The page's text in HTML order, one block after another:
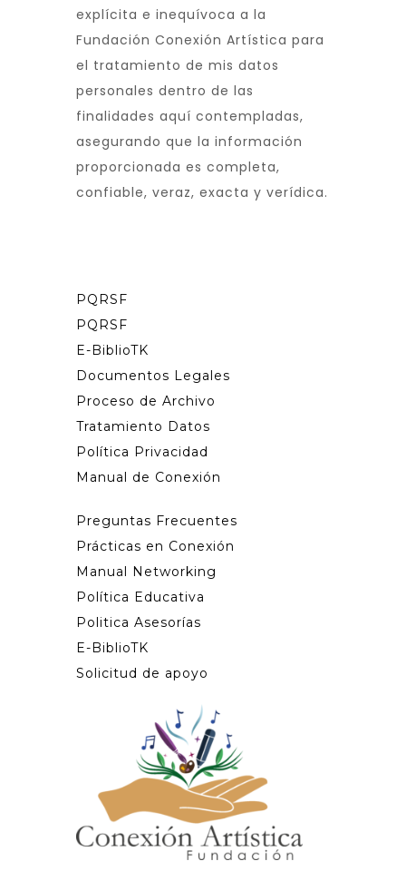
explícita e inequívoca a la
Fundación Conexión Artística para
el tratamiento de mis datos
personales dentro de las
finalidades aquí contempladas,
asegurando que la información
proporcionada es completa,
confiable, veraz, exacta y verídica.
PQRSF
PQRSF
E-BiblioTK
Documentos Legales
Proceso de Archivo
Tratamiento Datos
Política Privacidad
Manual de Conexión
Preguntas Frecuentes
Prácticas en Conexión
Manual Networking
Política Educativa
Politica Asesorías
E-BiblioTK
Solicitud de apoyo